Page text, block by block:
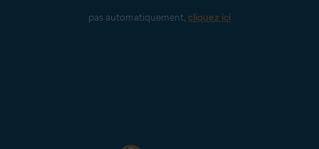
pas automatiquement, cliquez ici